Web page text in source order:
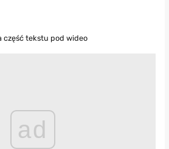
część tekstu pod wideo
ad